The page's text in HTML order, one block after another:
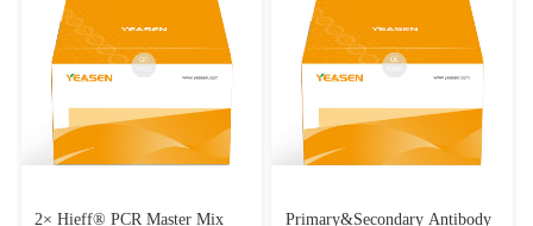
2× Hieff® PCR Master Mix
Primary&Secondary Antibody